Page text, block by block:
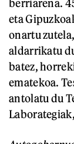
berriarena.
eta
onartu
aldarrikatu
batez,
ematekoa.
antolatu du